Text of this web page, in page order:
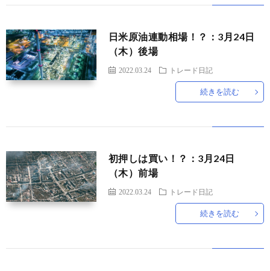
日米原油連動相場！？：3月24日
（木）後場
2022.03.24 トレード日記
続きを読む
初押しは買い！？：3月24日
（木）前場
2022.03.24 トレード日記
続きを読む